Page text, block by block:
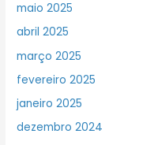
maio 2025
abril 2025
março 2025
fevereiro 2025
janeiro 2025
dezembro 2024